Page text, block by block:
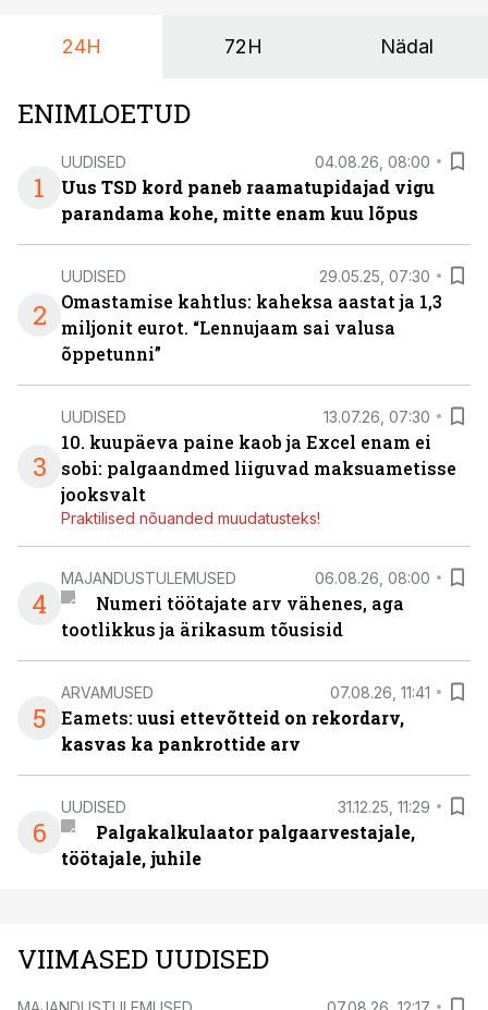
24H 72H Nädal
ENIMLOETUD
1
UUDISED 04.08.26, 08:00
Uus TSD kord paneb raamatupidajad vigu
parandama kohe, mitte enam kuu lõpus
2
UUDISED 29.05.25, 07:30
Omastamise kahtlus: kaheksa aastat ja 1,3
miljonit eurot. “Lennujaam sai valusa
õppetunni”
3
UUDISED 13.07.26, 07:30
10. kuupäeva paine kaob ja Excel enam ei
sobi: palgaandmed liiguvad maksuametisse
jooksvalt
Praktilised nõuanded muudatusteks!
4
MAJANDUSTULEMUSED 06.08.26, 08:00
Numeri töötajate arv vähenes, aga
tootlikkus ja ärikasum tõusisid
5
ARVAMUSED 07.08.26, 11:41
Eamets: uusi ettevõtteid on rekordarv,
kasvas ka pankrottide arv
6
UUDISED 31.12.25, 11:29
Palgakalkulaator palgaarvestajale,
töötajale, juhile
VIIMASED UUDISED